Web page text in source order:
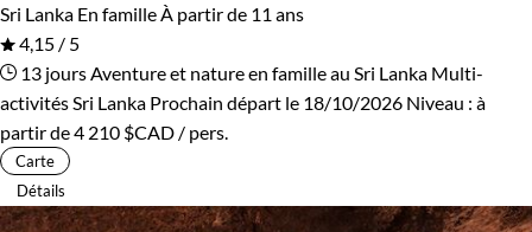
Sri Lanka En famille À partir de 11 ans
4,15 / 5
13 jours Aventure et nature en famille au Sri Lanka Multi-
activités Sri Lanka Prochain départ le 18/10/2026 Niveau : à
partir de4 210 $CAD / pers.
Carte
Détails